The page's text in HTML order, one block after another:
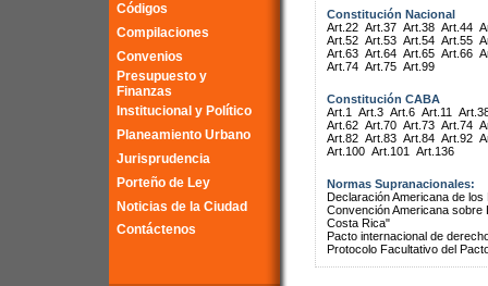
Códigos
Compilaciones
Convenios
Presupuesto y
Finanzas
Institucional y Político
Planeamiento Urbano
Jurisprudencia
Porteño de Ley
Noticias de la Ciudad
Contáctenos
Constitución Nacional
Art.22 Art.37 Art.38 Art.44
Art.52 Art.53 Art.54 Art.55
Art.63 Art.64 Art.65 Art.66
Art.74 Art.75 Art.99
Constitución CABA
Art.1
Art.3 Art.6 Art.11
Art.62 Art.70 Art.73 Art.74
Art.82 Art.83 Art.84 Art.92
Art.100 Art.101 Art.136
Normas Supranacionales:
Declaración Americana de
Convención Americana
Costa Rica"
Pacto internacional de
Protocolo Facultativo del